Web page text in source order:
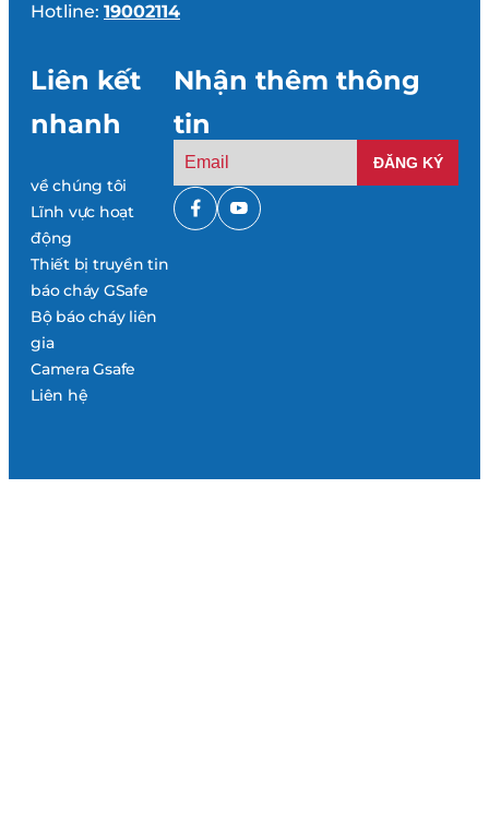
Hotline: 19002114
Liên kết
nhanh
về chúng tôi
Lĩnh vực hoạt
động
Thiết bị truyền tin
báo cháy GSafe
Bộ báo cháy liên
gia
Camera Gsafe
Liên hệ
Nhận thêm thông
tin